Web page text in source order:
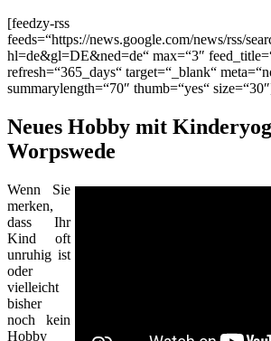
[feedzy-rss
feeds=“https://news.google.com/news/rss/
hl=de&gl=DE&ned=de“ max=“3″
refresh=“365_days“ target=“_blank“
summarylength=“70″ thumb=“yes“
Neues Hobby mit
Worpswede
Wenn Sie
merken,
dass Ihr
Kind oft
unruhig ist
oder
vielleicht
bisher
noch kein
Hobby